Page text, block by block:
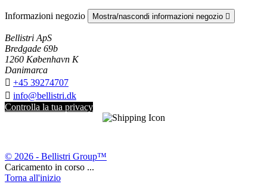
Informazioni negozio Mostra/nascondi informazioni negozio 
Bellistri ApS
Bredgade 69b
1260 København K
Danimarca
 +45 39274707
 info@bellistri.dk
Controlla la tua privacy
© 2026 - Bellistri Group™
Caricamento in corso ...
Torna all'inizio